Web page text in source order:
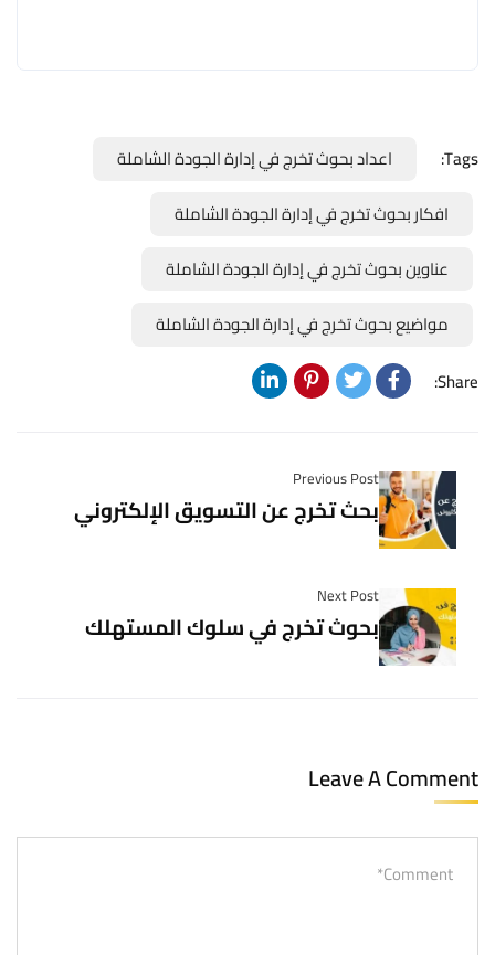
Tags:
اعداد بحوث تخرج في إدارة الجودة الشاملة
افكار بحوث تخرج في إدارة الجودة الشاملة
عناوين بحوث تخرج في إدارة الجودة الشاملة
مواضيع بحوث تخرج في إدارة الجودة الشاملة
Share:
Previous Post
بحث تخرج عن التسويق الإلكتروني
Next Post
بحوث تخرج في سلوك المستهلك
Leave A Comment